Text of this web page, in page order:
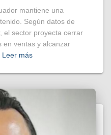
mantiene una
Según datos de
el sector proyecta cerrar
en ventas y alcanzar
Leer más